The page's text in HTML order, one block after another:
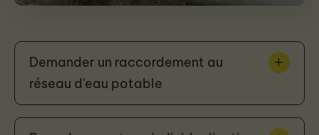
Demander un raccordement au
réseau d'eau potable